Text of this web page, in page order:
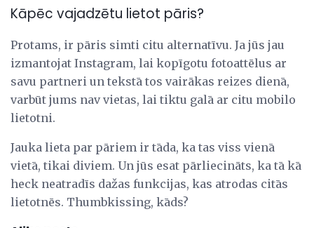
Kāpēc vajadzētu lietot pāris?
Protams, ir pāris simti citu alternatīvu. Ja jūs jau
izmantojat Instagram, lai kopīgotu fotoattēlus ar
savu partneri un tekstā tos vairākas reizes dienā,
varbūt jums nav vietas, lai tiktu galā ar citu mobilo
lietotni.
Jauka lieta par pāriem ir tāda, ka tas viss vienā
vietā, tikai diviem. Un jūs esat pārliecināts, ka tā kā
heck neatradīs dažas funkcijas, kas atrodas citās
lietotnēs. Thumbkissing, kāds?